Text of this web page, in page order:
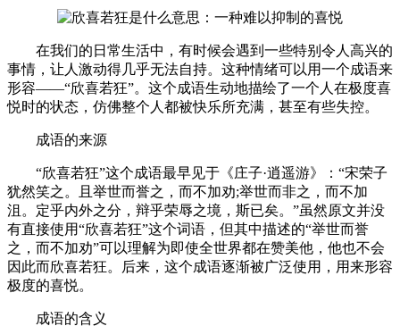
在我们的日常生活中，有时候会遇到一些特别令人高兴的
事情，让人激动得几乎无法自持。这种情绪可以用一个成语来
形容——“欣喜若狂”。这个成语生动地描绘了一个人在极度喜
悦时的状态，仿佛整个人都被快乐所充满，甚至有些失控。
成语的来源
“欣喜若狂”这个成语最早见于《庄子·逍遥游》：“宋荣子
犹然笑之。且举世而誉之，而不加劝;举世而非之，而不加
沮。定乎内外之分，辩乎荣辱之境，斯已矣。”虽然原文并没
有直接使用“欣喜若狂”这个词语，但其中描述的“举世而誉
之，而不加劝”可以理解为即使全世界都在赞美他，他也不会
因此而欣喜若狂。后来，这个成语逐渐被广泛使用，用来形容
极度的喜悦。
成语的含义